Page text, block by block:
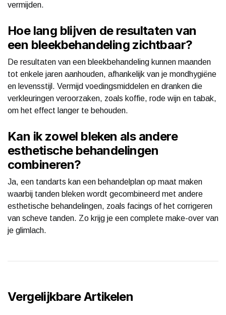
vermijden.
Hoe lang blijven de resultaten van
een bleekbehandeling zichtbaar?
De resultaten van een bleekbehandeling kunnen maanden
tot enkele jaren aanhouden, afhankelijk van je mondhygiëne
en levensstijl. Vermijd voedingsmiddelen en dranken die
verkleuringen veroorzaken, zoals koffie, rode wijn en tabak,
om het effect langer te behouden.
Kan ik zowel bleken als andere
esthetische behandelingen
combineren?
Ja, een tandarts kan een behandelplan op maat maken
waarbij tanden bleken wordt gecombineerd met andere
esthetische behandelingen, zoals facings of het corrigeren
van scheve tanden. Zo krijg je een complete make-over van
je glimlach.
Vergelijkbare Artikelen